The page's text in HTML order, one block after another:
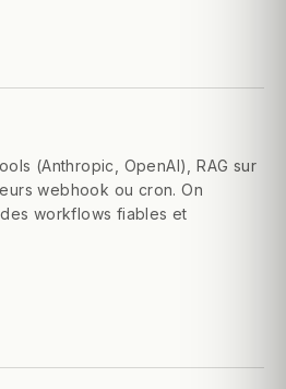
(Anthropic, OpenAI), RAG sur
webhook ou cron. On
workflows fiables et